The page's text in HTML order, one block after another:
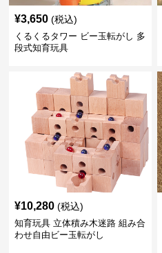
¥3,650 (税込)
くるくるタワー ビー玉転がし 多
段式知育玩具
¥10,280 (税込)
知育玩具 立体積み木迷路 組み合
わせ自由ビー玉転がし